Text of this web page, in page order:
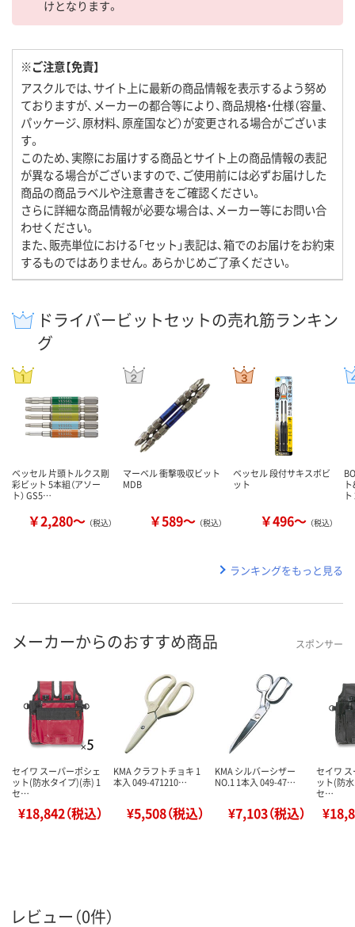
けとなります。
※ご注意【免責】
アスクルでは、サイト上に最新の商品情報を表示するよう努め
ておりますが、メーカーの都合等により、商品規格・仕様（容量、
パッケージ、原材料、原産国など）が変更される場合がございま
す。
このため、実際にお届けする商品とサイト上の商品情報の表記
が異なる場合がございますので、ご使用前には必ずお届けした
商品の商品ラベルや注意書きをご確認ください。
さらに詳細な商品情報が必要な場合は、メーカー等にお問い合
わせください。
また、販売単位における「セット」表記は、箱でのお届けをお約束
するものではありません。あらかじめご了承ください。
ドライバービットセットの売れ筋ランキン
グ
ベッセル 片頭トルクス剛
彩ビット 5本組（アソー
ト） GS5…
￥2,280～ （税込）
マーベル 衝撃吸収ビット
MDB
￥589～ （税込）
ベッセル 段付サキスボビ
ット
￥496～ （税込）
ランキングをもっと見る
メーカーからのおすすめ商品 スポンサー
セイワ スーパーポシェ
ット(防水タイプ)(赤) 1
セ…
¥18,842（税込）
KMA クラフトチョキ 1
本入 049-471210…
¥5,508（税込）
KMA シルバーシザー
NO.1 1本入 049-47…
¥7,103（税込）
セイワ
ット(防
セ…
レビュー（0件）